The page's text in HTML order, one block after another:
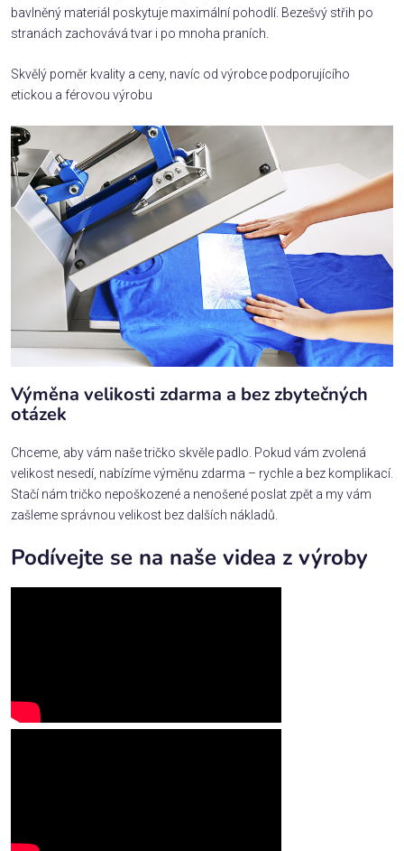
bavlněný materiál poskytuje maximální pohodlí. Bezešvý střih po
stranách zachovává tvar i po mnoha praních.
Skvělý poměr kvality a ceny, navíc od výrobce podporujícího
etickou a férovou výrobu
Výměna velikosti zdarma a bez zbytečných
otázek
Chceme, aby vám naše tričko skvěle padlo. Pokud vám zvolená
velikost nesedí, nabízíme výměnu zdarma – rychle a bez komplikací.
Stačí nám tričko nepoškozené a nenošené poslat zpět a my vám
zašleme správnou velikost bez dalších nákladů.
Podívejte se na naše videa z výroby